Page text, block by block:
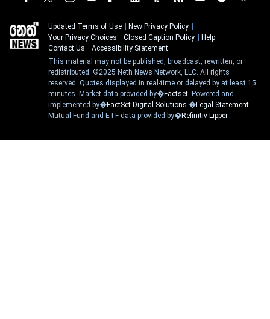
Updated Terms of Use
New Privacy Policy
Your Privacy Choices
Closed Caption Policy
Help
Contact Us
Accessibility Statement
This material may not be published, broadcast, rewritten, or
redistributed. ©2025 Neth News Network, LLC. All rights
reserved. Quotes displayed in real-time or delayed by at least 15
minutes. Market data provided by�Factset. Powered and
implemented by�FactSet Digital Solutions.�Legal Statement.
Mutual Fund and ETF data provided by�Refinitiv Lipper.